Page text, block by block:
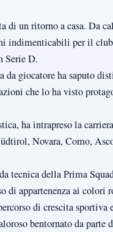
di un ritorno a casa. Da
indimenticabili per il
Serie D.
da giocatore ha saputo
che lo ha visto
ha intrapreso la
Novara, Como,
tecnica della Prima
di appartenenza ai
di crescita sportiva
bentornato da parte